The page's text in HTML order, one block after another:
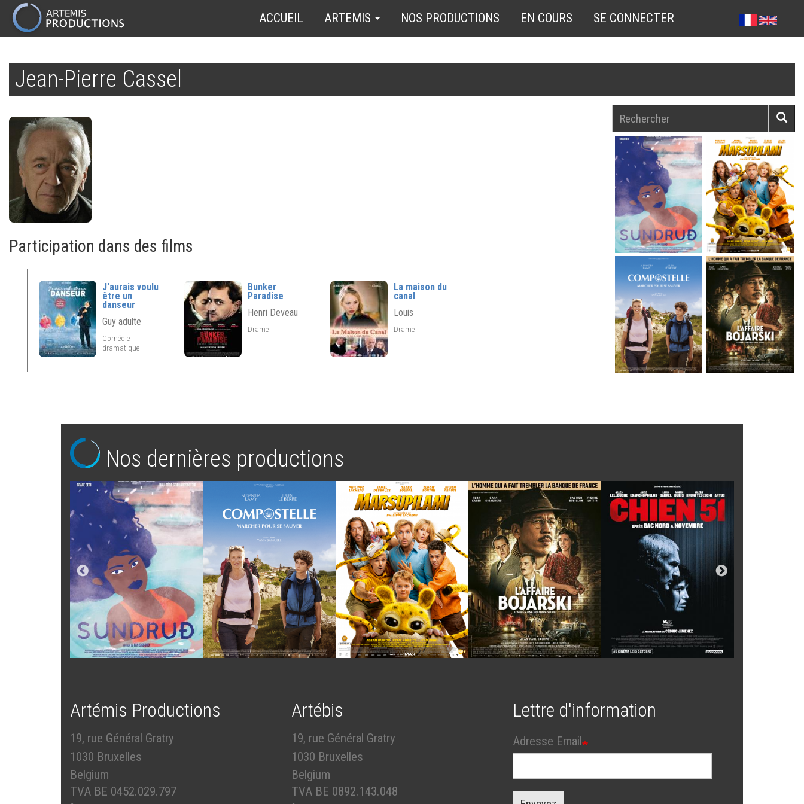
contenu
principal
MAIN
NAVIGATION
ACCUEIL ARTEMIS NOS PRODUCTIONS EN COURS SE CONNECTER
Jean-Pierre Cassel
Participation dans des films
J'aurais voulu
être un
danseur
Guy adulte
Comédie
dramatique
Bunker
Paradise
Henri Deveau
Drame
La maison du
canal
Louis
Drame
Nos dernières productions
Artémis Productions
19, rue Général Gratry
1030 Bruxelles
Belgium
TVA BE 0452.029.797
Artébis
19, rue Général Gratry
1030 Bruxelles
Belgium
TVA BE 0892.143.048
Lettre d'information
Adresse Email